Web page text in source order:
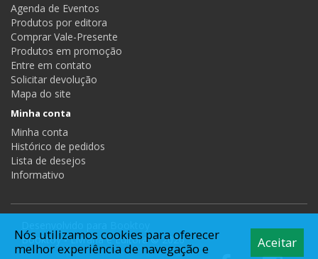
Agenda de Eventos
Produtos por editora
Comprar Vale-Presente
Produtos em promoção
Entre em contato
Solicitar devolução
Mapa do site
Minha conta
Minha conta
Histórico de pedidos
Lista de desejos
Informativo
Booktoy - Livraria e Editora © 2026
Aceitar
Nós utilizamos cookies para oferecer
melhor experiência de navegação e